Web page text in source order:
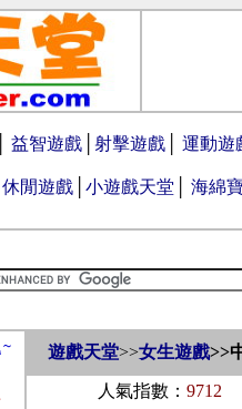
益智遊戲 射擊遊戲 運動遊
休閒遊戲 小遊戲天堂 海綿
遊戲天堂>>女生遊戲>>
人氣指數： 9712